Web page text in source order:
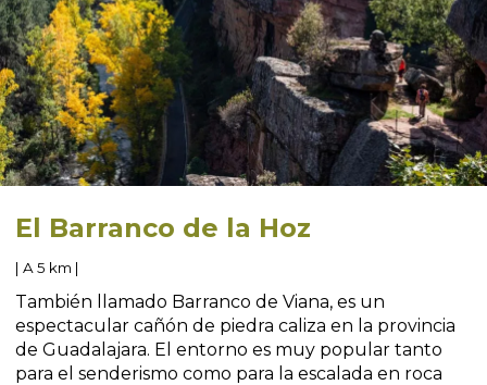
El Barranco de la Hoz
| A 5 km |
También llamado Barranco de Viana, es un
espectacular cañón de piedra caliza en la provincia
de Guadalajara. El entorno es muy popular tanto
para el senderismo como para la escalada en roca